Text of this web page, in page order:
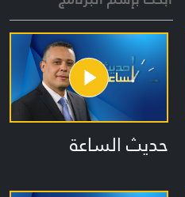
حديث الساعة